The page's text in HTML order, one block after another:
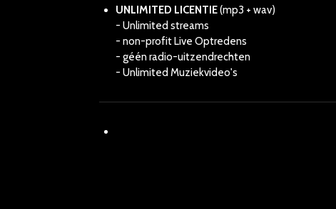
UNLIMITED LICENTIE(mp3 + wav)
- Unlimited streams
- non-profit Live Optredens
- géén radio-uitzendrechten
- Unlimited Muziekvideo's